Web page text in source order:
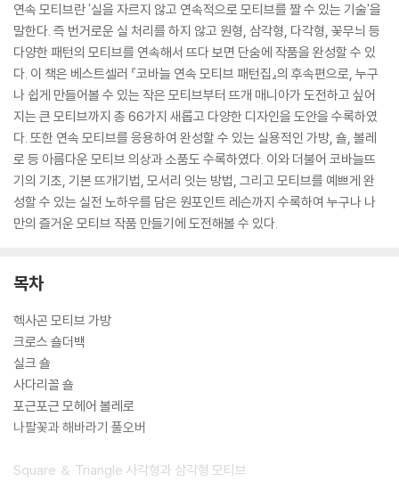
연속 모티브란 '실을 자르지 않고 연속적으로 모티브를 짤 수 있는 기술'을
말한다. 즉 번거로운 실 처리를 하지 않고 원형, 삼각형, 다각형, 꽃무늬 등
다양한 패턴의 모티브를 연속해서 뜨다 보면 단숨에 작품을 완성할 수 있
다. 이 책은 베스트셀러 『코바늘 연속 모티브 패턴집』의 후속편으로, 누구
나 쉽게 만들어볼 수 있는 작은 모티브부터 뜨개 매니아가 도전하고 싶어
지는 큰 모티브까지 총 66가지 새롭고 다양한 디자인을 도안을 수록하였
다. 또한 연속 모티브를 응용하여 완성할 수 있는 실용적인 가방, 숄, 볼레
로 등 아름다운 모티브 의상과 소품도 수록하였다. 이와 더불어 코바늘뜨
기의 기초, 기본 뜨개기법, 모서리 잇는 방법, 그리고 모티브를 예쁘게 완
성할 수 있는 실전 노하우를 담은 원포인트 레슨까지 수록하여 누구나 나
만의 즐거운 모티브 작품 만들기에 도전해볼 수 있다.
목차
헥사곤 모티브 가방
크로스 숄더백
실크 숄
사다리꼴 숄
포근포근 모헤어 볼레로
나팔꽃과 해바라기 풀오버
Square ＆ Triangle 사각형과 삼각형 모티브